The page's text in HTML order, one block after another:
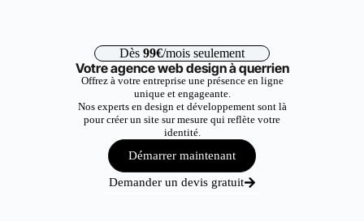
Dès 99€/mois seulement
Votre agence web design à querrien
Offrez à votre entreprise une présence en ligne
unique et engageante.
Nos experts en design et développement sont là
pour créer un site sur mesure qui reflète votre
identité.
Démarrer maintenant
Demander un devis gratuit